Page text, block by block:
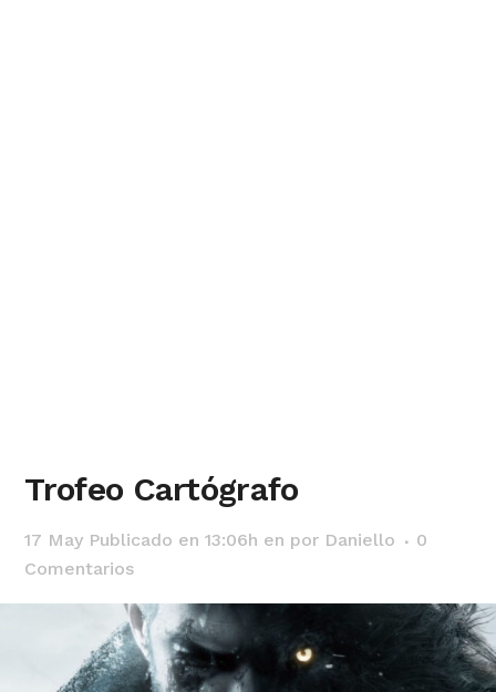
Trofeo Cartógrafo
17 May Publicado en 13:06h en por Daniello
0
Comentarios